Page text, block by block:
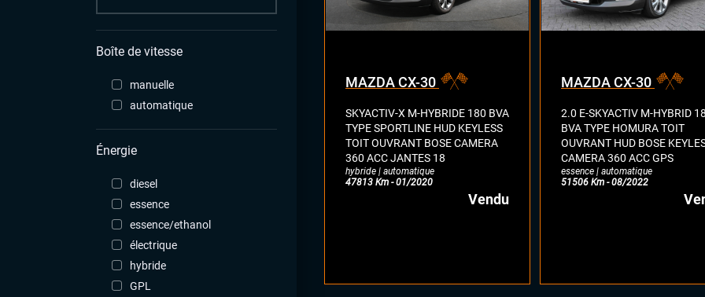
Boîte de vitesse
manuelle
automatique
Énergie
diesel
essence
essence/ethanol
électrique
hybride
GPL
MAZDA CX-30
SKYACTIV-X M-HYBRIDE 180 BVA
TYPE SPORTLINE HUD KEYLESS
TOIT OUVRANT BOSE CAMERA
360 ACC JANTES 18
hybride | automatique
47813 Km - 01/2020
Vendu
MAZDA CX-30
2.0 E-SKYACTIV M-HYBRID
BVA TYPE HOMURA TOIT
OUVRANT HUD BOSE
CAMERA 360 ACC GPS
essence | automatique
51506 Km - 08/2022